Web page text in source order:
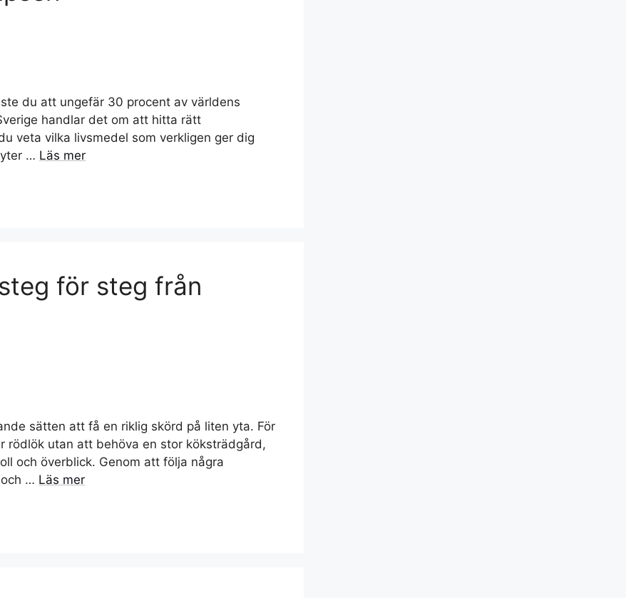
du att ungefär 30 procent av världens
handlar det om att hitta rätt
veta vilka livsmedel som verkligen ger dig
… Läs mer
för steg från
sätten att få en riklig skörd på liten yta. För
rödlök utan att behöva en stor köksträdgård,
och överblick. Genom att följa några
… Läs mer